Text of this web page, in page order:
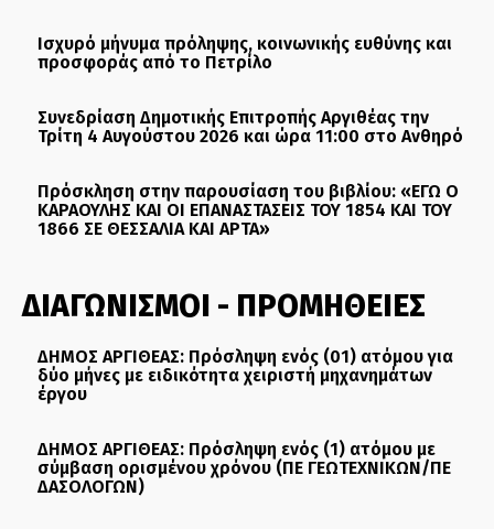
Ισχυρό μήνυμα πρόληψης, κοινωνικής ευθύνης και
προσφοράς από το Πετρίλο
Συνεδρίαση Δημοτικής Επιτροπής Αργιθέας την
Τρίτη 4 Αυγούστου 2026 και ώρα 11:00 στο Ανθηρό
Πρόσκληση στην παρουσίαση του βιβλίου: «ΕΓΩ Ο
ΚΑΡΑΟΥΛΗΣ ΚΑΙ ΟΙ ΕΠΑΝΑΣΤΑΣΕΙΣ ΤΟΥ 1854 ΚΑΙ ΤΟΥ
1866 ΣΕ ΘΕΣΣΑΛΙΑ ΚΑΙ ΑΡΤΑ»
ΔΙΑΓΩΝΙΣΜΟΙ - ΠΡΟΜΗΘΕΙΕΣ
ΔΗΜΟΣ ΑΡΓΙΘΕΑΣ: Πρόσληψη ενός (01) ατόμου για
δύο μήνες με ειδικότητα χειριστή μηχανημάτων
έργου
ΔΗΜΟΣ ΑΡΓΙΘΕΑΣ: Πρόσληψη ενός (1) ατόμου με
σύμβαση ορισμένου χρόνου (ΠΕ ΓΕΩΤΕΧΝΙΚΩΝ/ΠΕ
ΔΑΣΟΛΟΓΩΝ)